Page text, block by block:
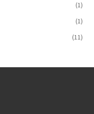
(1)
(1)
(11)